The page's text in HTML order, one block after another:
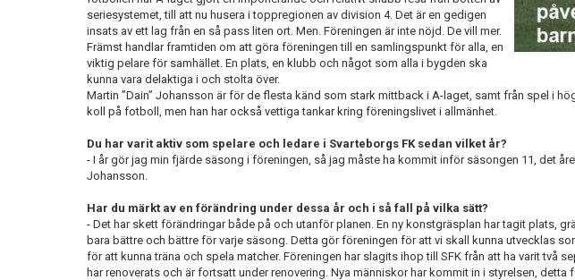
seriesystemet, till att nu husera i toppregionen av division 4. Det är en gedigen
insats av ett lag från en så pass liten ort. Men. Föreningen är inte nöjd. De vill mer.
Främst handlar framtiden om att göra föreningen till en samlingspunkt för alla, en
viktig pelare för samhället. En plats, en klubb och något som alla i bygden ska
kunna vara delaktiga i och stolta över.
Martin ”Dain” Johansson är för de flesta känd som stark mittback i A-laget, samt från spel i
koll på fotboll, men han har också vettiga tankar kring föreningslivet i allmänhet.
Du har varit aktiv som spelare och ledare i Svarteborgs FK sedan vilket år?
- I år gör jag min fjärde säsong i föreningen, så jag måste ha kommit inför säsongen 11, det
Johansson.
Har du märkt av en förändring under dessa år och i så fall på vilka sätt?
- Det har skett förändringar både på och utanför planen. En ny konstgräsplan har tagit plats,
bara bättre och bättre för varje säsong. Detta gör föreningen för att vi skall kunna utvecklas
för att kunna träna och spela matcher. Föreningen har slagits ihop till SFK från att ha varit två
har renoverats och är fortsatt under renovering. Nya människor har kommit in i styrelsen,